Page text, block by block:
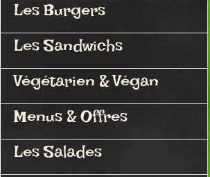
Les Burgers
Les Sandwichs
Végétarien & Végan
Menus & Offres
Les Salades